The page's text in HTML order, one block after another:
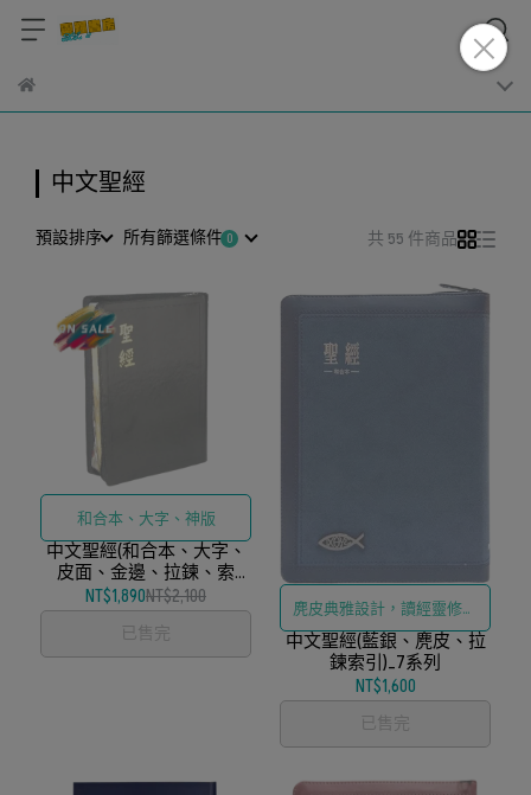
中文聖經
預設排序 所有篩選條件 共 55 件商品
和合本、大字、神版
中文聖經(和合本、大字、
皮面、金邊、拉鍊、索
引、神版)
NT$1,890NT$2,100
已售完
麂皮典雅設計，讀經靈修賞
心悅目
中文聖經(藍銀、麂皮、拉
鍊索引)_7系列
NT$1,600
已售完